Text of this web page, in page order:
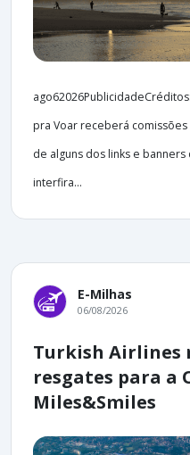
pra Voar receberá
de alguns dos links e
interfira...
E-Milhas
06/08/2026
Turkish Airlines
resgates para a
Miles&Smiles